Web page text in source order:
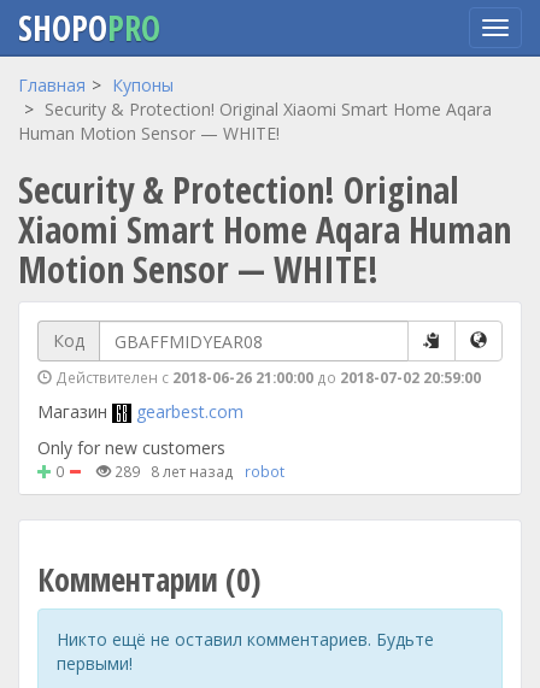
Перейти
основному
SHOPOPRO
Главная
Купоны
Security & Protection! Original Xiaomi Smart Home Aqara
Human Motion Sensor — WHITE!
Security & Protection! Original
Xiaomi Smart Home Aqara Human
Motion Sensor — WHITE!
Код
Действителен с 2018-06-26 21:00:00 до 2018-07-02 20:59:00
Магазин
gearbest.com
Only for new customers
0 289 8 лет назад robot
Комментарии (0)
Никто ещё не оставил комментариев. Будьте
первыми!